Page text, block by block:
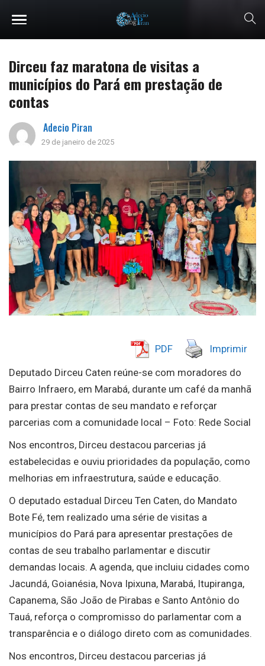
Dirceu faz maratona de visitas a
municípios do Pará em prestação de
contas
Adecio Piran
29 de janeiro de 2025
PDF Imprimir
Deputado Dirceu Caten reúne-se com moradores do
Bairro Infraero, em Marabá, durante um café da manhã
para prestar contas de seu mandato e reforçar
parcerias com a comunidade local – Foto: Rede Social
Nos encontros, Dirceu destacou parcerias já
estabelecidas e ouviu prioridades da população, como
melhorias em infraestrutura, saúde e educação.
O deputado estadual Dirceu Ten Caten, do Mandato
Bote Fé, tem realizado uma série de visitas a
municípios do Pará para apresentar prestações de
contas de seu trabalho parlamentar e discutir
demandas locais. A agenda, que incluiu cidades como
Jacundá, Goianésia, Nova Ipixuna, Marabá, Itupiranga,
Capanema, São João de Pirabas e Santo Antônio do
Tauá, reforça o compromisso do parlamentar com a
transparência e o diálogo direto com as comunidades.
Nos encontros, Dirceu destacou parcerias já